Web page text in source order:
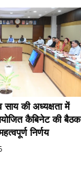
साय की अध्यक्षता में
कैबिनेट की बैठक
निर्णय